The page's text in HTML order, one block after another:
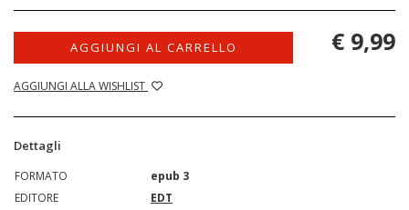
AGGIUNGI AL CARRELLO
AGGIUNGI ALLA WISHLIST
€ 9,99
Dettagli
FORMATO
epub 3
EDITORE
EDT